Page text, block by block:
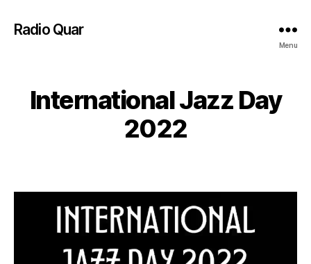
Radio Quar
Menu
International Jazz Day
2022